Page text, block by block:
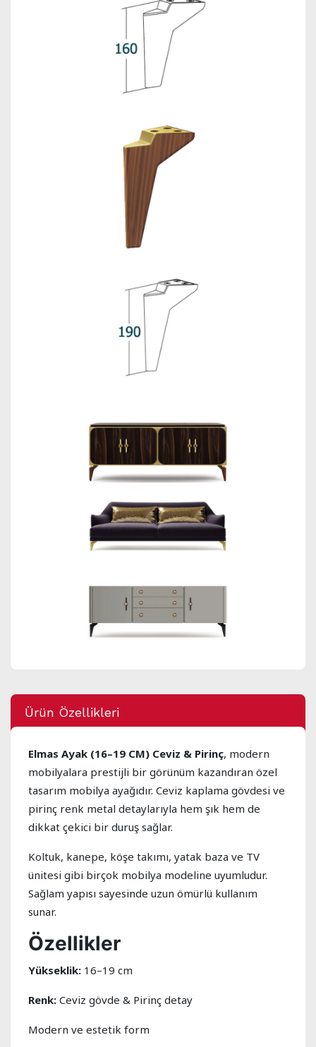
Ürün Özellikleri
Elmas Ayak (16–19 CM) Ceviz & Pirinç, modern
mobilyalara prestijli bir görünüm kazandıran özel
tasarım mobilya ayağıdır. Ceviz kaplama gövdesi ve
pirinç renk metal detaylarıyla hem şık hem de
dikkat çekici bir duruş sağlar.
Koltuk, kanepe, köşe takımı, yatak baza ve TV
ünitesi gibi birçok mobilya modeline uyumludur.
Sağlam yapısı sayesinde uzun ömürlü kullanım
sunar.
Özellikler
Yükseklik: 16–19 cm
Renk: Ceviz gövde & Pirinç detay
Modern ve estetik form